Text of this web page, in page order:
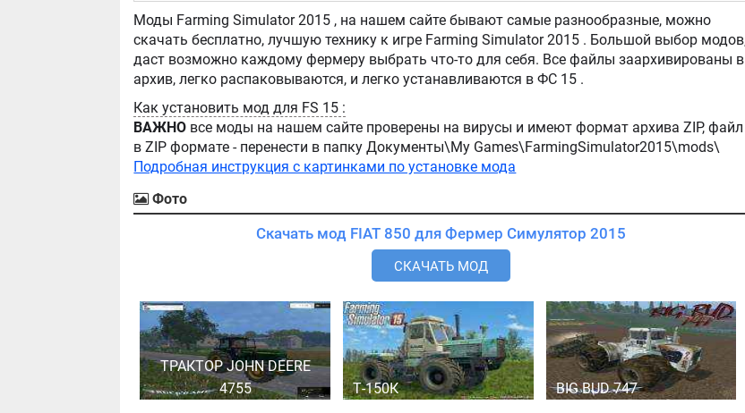
Моды Farming Simulator 2015 , на нашем сайте бывают самые разнообразные, можно
скачать бесплатно, лучшую технику к игре Farming Simulator 2015 . Большой выбор модов,
даст возможно каждому фермеру выбрать что-то для себя. Все файлы заархивированы в
архив, легко распаковываются, и легко устанавливаются в ФС 15 .
Как установить мод для FS 15 :
ВАЖНО все моды на нашем сайте проверены на вирусы и имеют формат архива ZIP, файл
в ZIP формате - перенести в папку Документы\My Games\FarmingSimulator2015\mods\
Подробная инструкция с картинками по установке мода
Фото
Скачать мод FIAT 850 для Фермер Симулятор 2015
СКАЧАТЬ МОД
ТРАКТОР JOHN DEERE
4755
Т-150К BIG BUD 747